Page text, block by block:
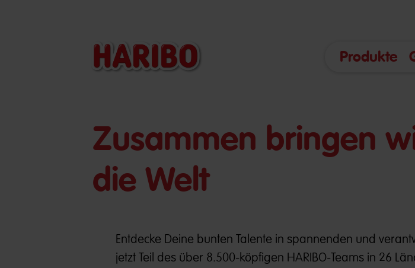
Produkte
​​Zusammen bringen
die Welt
Entdecke Deine bunten Talente in spannenden und
jetzt Teil des über 8.500-köpfigen HARIBO-Teams in 26